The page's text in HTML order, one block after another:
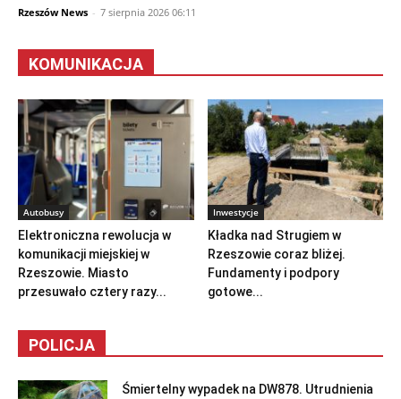
Rzeszów News - 7 sierpnia 2026 06:11
KOMUNIKACJA
Autobusy
Elektroniczna rewolucja w
komunikacji miejskiej w
Rzeszowie. Miasto
przesuwało cztery razy...
Inwestycje
Kładka nad Strugiem w
Rzeszowie coraz bliżej.
Fundamenty i podpory
gotowe...
POLICJA
Śmiertelny wypadek na DW878. Utrudnienia